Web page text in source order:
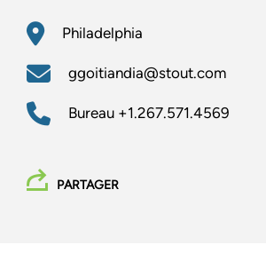
Philadelphia
ggoitiandia@stout.com
Bureau +1.267.571.4569
PARTAGER